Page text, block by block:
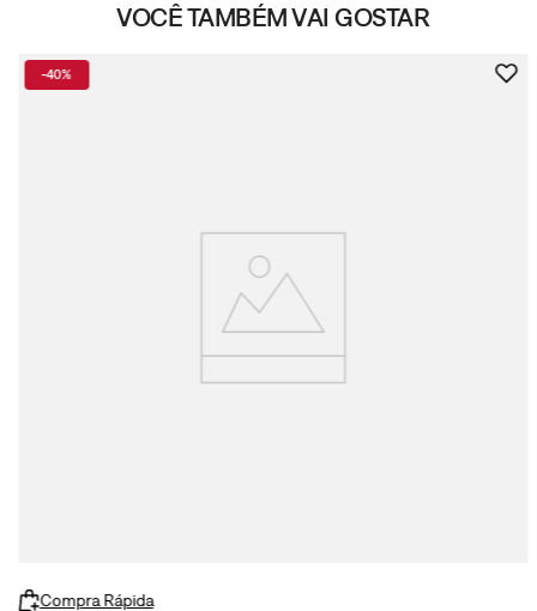
VOCÊ TAMBÉM VAI GOSTAR
-40%
Compra Rápida